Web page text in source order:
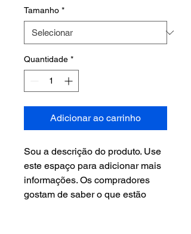
Tamanho *
Quantidade *
Adicionar ao carrinho
Sou a descrição do produto. Use
este espaço para adicionar mais
informações. Os compradores
gostam de saber o que estão